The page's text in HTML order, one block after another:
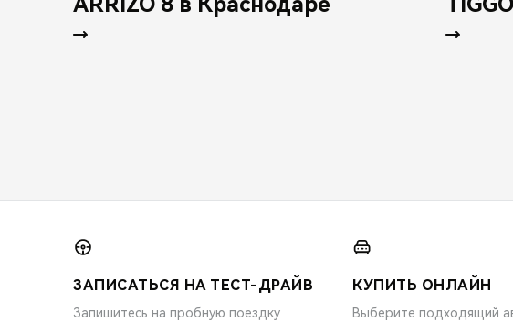
ЗАПИСАТЬСЯ НА ТЕСТ-ДРАЙВ
Запишитесь на пробную поездку
КУПИТЬ ОНЛАЙН
Выберите подходящий